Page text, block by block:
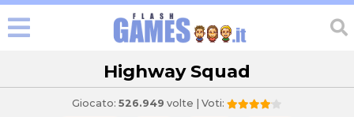
Highway Squad
Giocato: 526.949 volte | Voti: